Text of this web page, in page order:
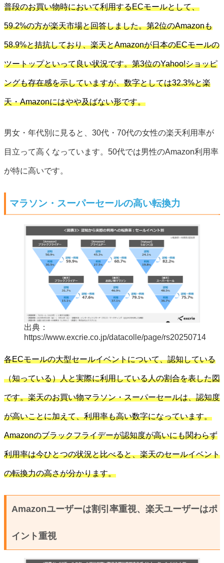
普段のお買い物時において利用するECモールとして、
59.2%の方が楽天市場と回答しました。第2位のAmazonも
58.9%と拮抗しており、楽天とAmazonが日本のECモールの
ツートップといって良い状況です。第3位のYahoo!ショッピ
ングも存在感を示していますが、数字としては32.3%と楽
天・Amazonにはやや及ばない形です。
男女・年代別に見ると、30代・70代の女性の楽天利用率が
目立って高くなっています。50代では男性のAmazon利用率
が特に高いです。
マラソン・スーパーセールの高い転換力
出典：
https://www.excrie.co.jp/datacolle/page/rs20250714
各ECモールの大型セールイベントについて、認知している
（知っている）人と実際に利用している人の割合を表した図
です。楽天のお買い物マラソン・スーパーセールは、認知度
が高いことに加えて、利用率も高い数字になっています。
Amazonのブラックフライデーが認知度が高いにも関わらず
利用率は今ひとつの状況と比べると、楽天のセールイベント
の転換力の高さが分かります。
Amazonユーザーは割引率重視、楽天ユーザーはポ
イント重視